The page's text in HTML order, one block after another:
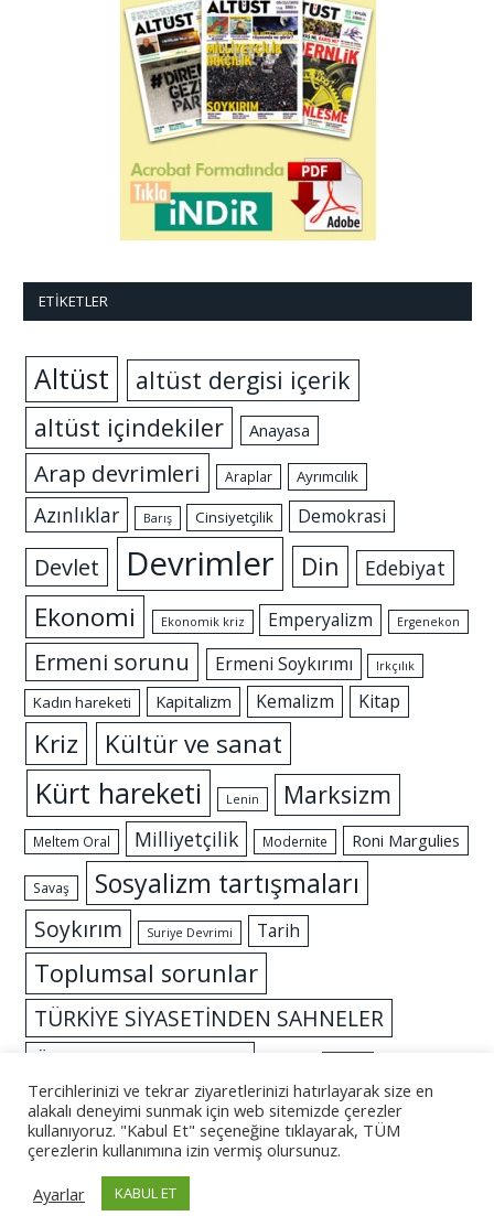
ETIKETLER
Altüst
altüst dergisi içerik
altüst içindekiler
Anayasa
Arap devrimleri Araplar Ayrımcılık
Azınlıklar Barış Cinsiyetçilik Demokrasi
Devlet Devrimler Din Edebiyat
Ekonomi Ekonomik kriz Emperyalizm Ergenekon
Ermeni sorunu Ermeni Soykırımı Irkçılık
Kadın hareketi Kapitalizm Kemalizm Kitap
Kriz Kültür ve sanat
Kürt hareketi Lenin Marksizm
Meltem Oral Milliyetçilik Modernite Roni Margulies
Savaş Sosyalizm tartışmaları
Soykırım Suriye Devrimi Tarih
Toplumsal sorunlar
TÜRKİYE SİYASETİNDEN SAHNELER
Özgürlük mücadelesi
© 2026 - Altüst
Tercihlerinizi ve tekrar ziyaretlerinizi hatırlayarak size en
alakalı deneyimi sunmak için web sitemizde çerezler
kullanıyoruz. "Kabul Et" seçeneğine tıklayarak, TÜM
çerezlerin kullanımına izin vermiş olursunuz.
Ayarlar
KABUL ET